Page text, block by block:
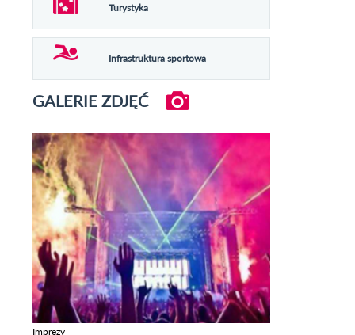
Turystyka
Infrastruktura sportowa
GALERIE ZDJĘĆ
Imprezy